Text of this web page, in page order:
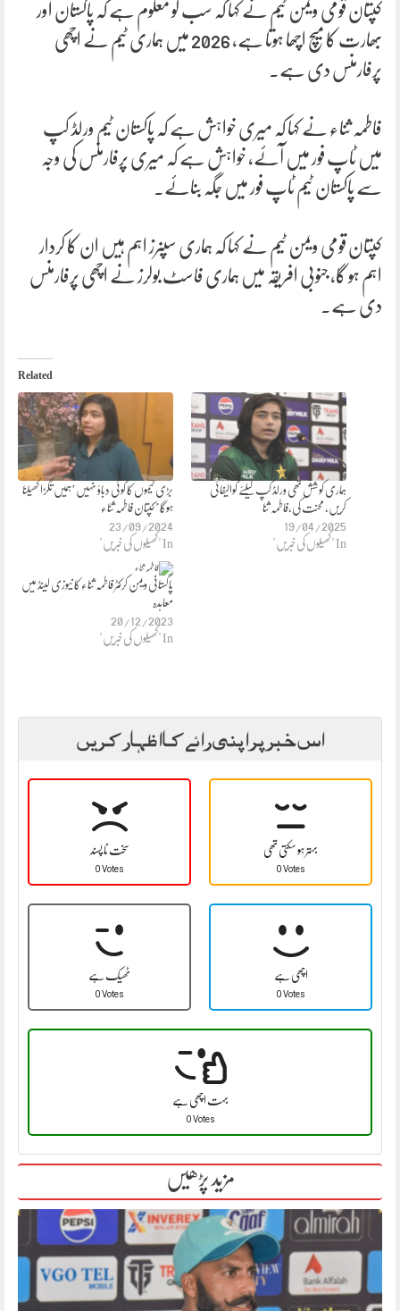
کپتان قومی ویمن ٹیم نے کہا کہ سب کو معلوم ہے کہ پاکستان اور
بھارت کا میچ اچھا ہوتا ہے، 2026 میں ہماری ٹیم نے اچھی
پرفارمنس دی ہے۔
فاطمہ ثناء نے کہا کہ میری خواہش ہے کہ پاکستان ٹیم ورلڈ کپ
میں ٹاپ فور میں آئے، خواہش ہے کہ میری پرفارمنس کی وجہ
سے پاکستان ٹیم ٹاپ فور میں جگہ بنائے۔
کپتان قومی ویمن ٹیم نے کہا کہ ہماری سپنرز اہم ہیں ان کا کردار
اہم ہو گا، جنوبی افریقہ میں ہماری فاسٹ بولرز نے اچھی پرفارمنس
دی ہے۔
Related
بڑی ٹیموں کا کوئی دباؤ نہیں’ہمیں تگڑا کھیلنا
ہوگا’ کپتان فاطمہ ثناء
23/09/2024
In "کھیلوں کی خبریں"
ہماری کوشش تھی ورلڈ کپ کیلئے کوالیفائی
کریں، محنت کی،فاطمہ ثنا
19/04/2025
In "کھیلوں کی خبریں"
پاکستانی ویمن کرکٹر فاطمہ ثناء کا نیوزی لینڈ میں
معاہدہ
20/12/2023
In "کھیلوں کی خبریں"
اس خبر پر اپنی رائے کا اظہار کریں
سخت نا پسند
0 Votes
بہتر ہو سکتی تھی
0 Votes
ٹھیک ہے
0 Votes
اچھی ہے
0 Votes
بہت اچھی ہے
0 Votes
مزید پڑھیں